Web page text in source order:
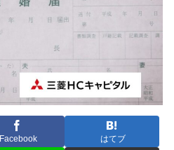
Facebook はてブ